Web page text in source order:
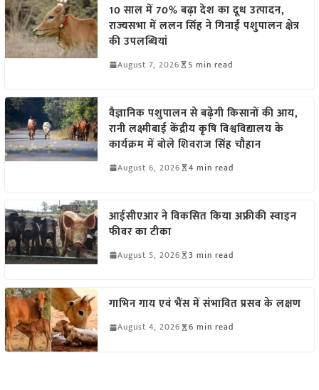
10 साल में 70% बढ़ा देश का दूध उत्पादन,
राज्यसभा में ललन सिंह ने गिनाईं पशुपालन क्षेत्र
की उपलब्धियां
August 7, 2026 5 min read
वैज्ञानिक पशुपालन से बढ़ेगी किसानों की आय,
रानी लक्ष्मीबाई केंद्रीय कृषि विश्वविद्यालय के
कार्यक्रम में बोले शिवराज सिंह चौहान
August 6, 2026 4 min read
आईसीएआर ने विकसित किया अफ्रीकी स्वाइन
फीवर का टीका
August 5, 2026 3 min read
गाभिन गाय एवं भैंस में संभावित प्रसव के लक्षण
August 4, 2026 6 min read